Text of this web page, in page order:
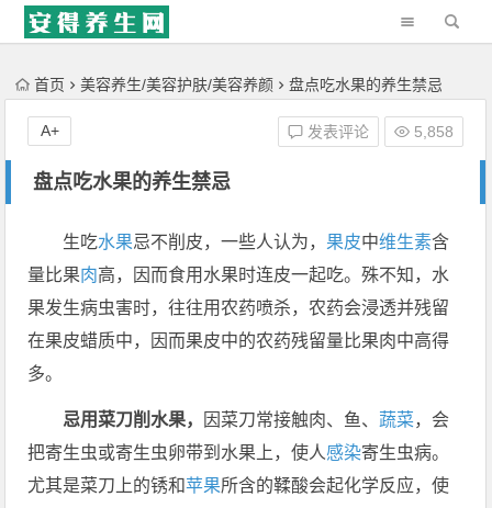
'); })();
首页 美容养生/美容护肤/美容养颜 盘点吃水果的养生禁忌
盘点吃水果的养生禁忌
发表评论 5,858
A+
生吃水果忌不削皮，一些人认为， 果皮中维生素含
量比果肉高，因而食用水果时连皮一起吃。殊不知，水
果发生病虫害时，往往用农药喷杀，农药会浸透并残留
在果皮蜡质中，因而果皮中的农药残留量比果肉中高得
多。
忌用菜刀削水果， 因菜刀常接触肉、鱼、 蔬菜，会
把寄生虫或寄生虫卵带到水果上，使人感染寄生虫病。
尤其是菜刀上的锈和苹果所含的鞣酸会起化学反应，使